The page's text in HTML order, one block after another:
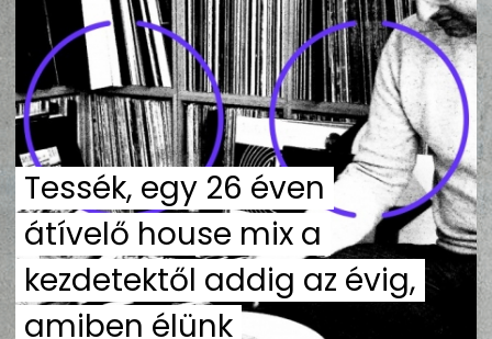
Tessék, egy 26 éven
átívelő house mix a
kezdetektől addig az évig,
amiben élünk